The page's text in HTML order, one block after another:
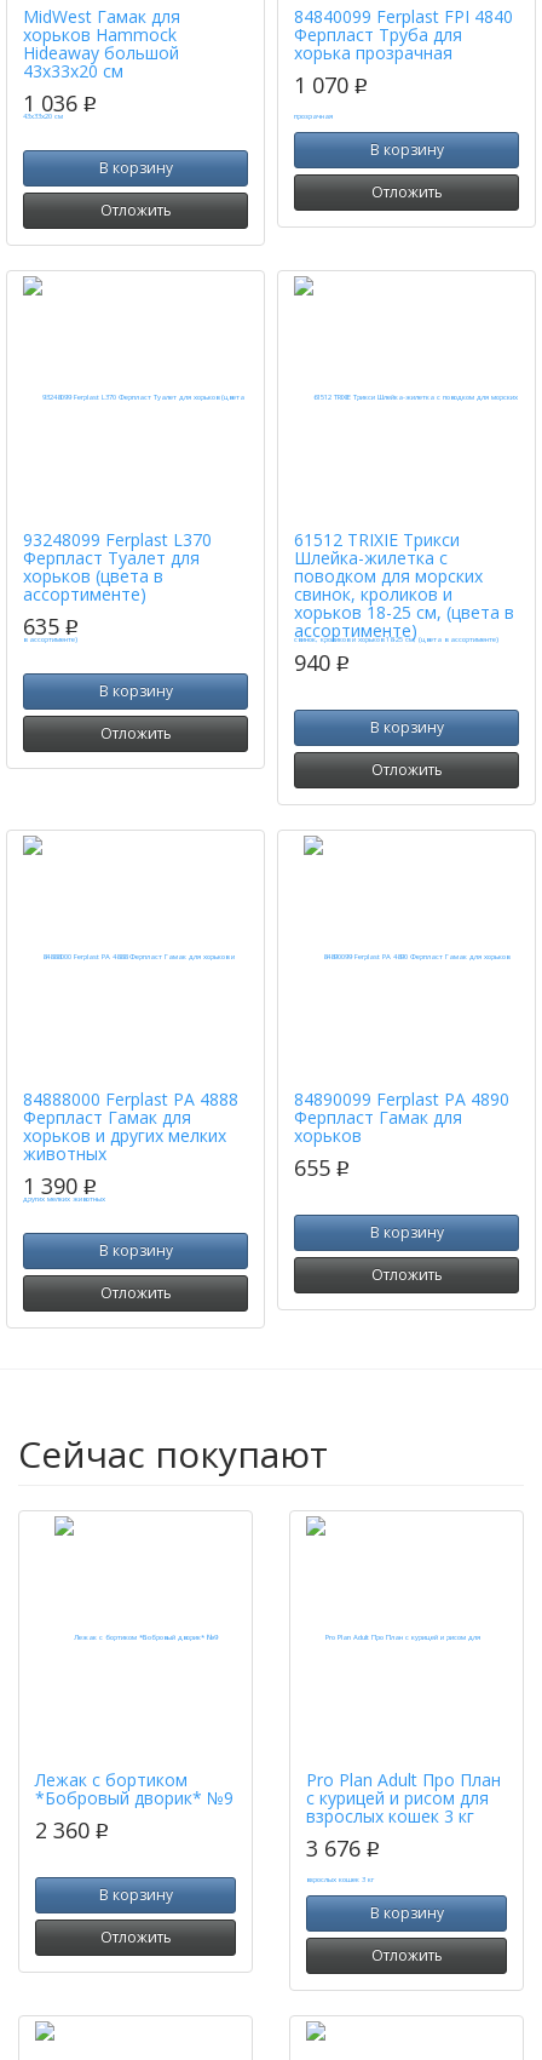
MidWest Гамак для
хорьков Hammock
Hideaway большой
43х33х20 см
1 036 p
В корзину
Отложить
84840099 Ferplast FPI 4840
Ферпласт Труба для
хорька прозрачная
1 070 p
В корзину
Отложить
93248099 Ferplast L370
Ферпласт Туалет для
хорьков (цвета в
ассортименте)
635 p
В корзину
Отложить
61512 TRIXIE Трикси
Шлейка-жилетка с
поводком для морских
свинок, кроликов и
хорьков 18-25 см, (цвета в
ассортименте)
940 p
В корзину
Отложить
84888000 Ferplast PA 4888
Ферпласт Гамак для
хорьков и других мелких
животных
1 390 p
В корзину
Отложить
84890099 Ferplast PA 4890
Ферпласт Гамак для
хорьков
655 p
В корзину
Отложить
Сейчас покупают
Лежак с бортиком
*Бобровый дворик* №9
2 360 p
В корзину
Отложить
Pro Plan Adult Про План
с курицей и рисом для
взрослых кошек 3 кг
3 676 p
В корзину
Отложить